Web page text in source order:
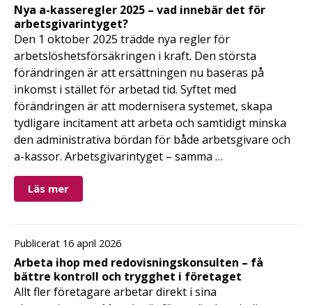
Nya a-kasseregler 2025 – vad innebär det för
arbetsgivarintyget?
Den 1 oktober 2025 trädde nya regler för
arbetslöshetsförsäkringen i kraft. Den största
förändringen är att ersättningen nu baseras på
inkomst i stället för arbetad tid. Syftet med
förändringen är att modernisera systemet, skapa
tydligare incitament att arbeta och samtidigt minska
den administrativa bördan för både arbetsgivare och
a-kassor. Arbetsgivarintyget – samma …
Läs mer
Publicerat 16 april 2026
Arbeta ihop med redovisningskonsulten – få
bättre kontroll och trygghet i företaget
Allt fler företagare arbetar direkt i sina